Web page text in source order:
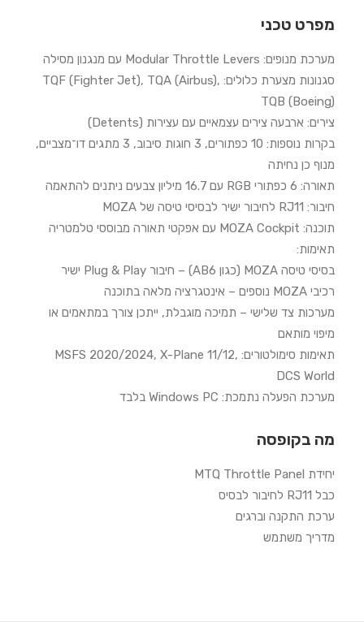
מפרט טכני
מערכת מנופים: Modular Throttle Levers עם מנגנון מסילה
סגנונות מצערת כלולים: TQF (Fighter Jet), TQA (Airbus),
TQB (Boeing)
צירים: ארבעה צירים עצמאיים עם עצירות (Detents)
בקרות נוספות: 10 כפתורים, 3 חוגות סיבוב, 3 מתגים דו־מצביים,
מנוף כן נחיתה
תאורה: 6 כפתורי RGB עם 16.7 מיליון צבעים ניתנים להתאמה
חיבור: RJ11 לחיבור ישיר לבסיסי טיסה של MOZA
תוכנה: MOZA Cockpit עם אפקטי תאורה מבוססי טלמטריה
תאימות:
בסיסי טיסה MOZA (כגון AB6) – חיבור Plug & Play ישיר
רכיבי MOZA נוספים – אינטגרציה מלאה בתוכנה
מערכות צד שלישי – תמיכה מוגבלת, ייתכן צורך במתאמים או
מיפוי מותאם
תאימות סימולטורים: MSFS 2020/2024, X-Plane 11/12,
DCS World
מערכת הפעלה נתמכת: Windows PC בלבד
מה בקופסה
יחידת MTQ Throttle Panel
כבל RJ11 לחיבור לבסיס
ערכת התקנה וברגים
מדריך משתמש